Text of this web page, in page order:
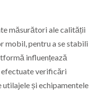
măsurători ale calității
mobil, pentru a se stabili
influențează
efectuate verificări
și echipamentele